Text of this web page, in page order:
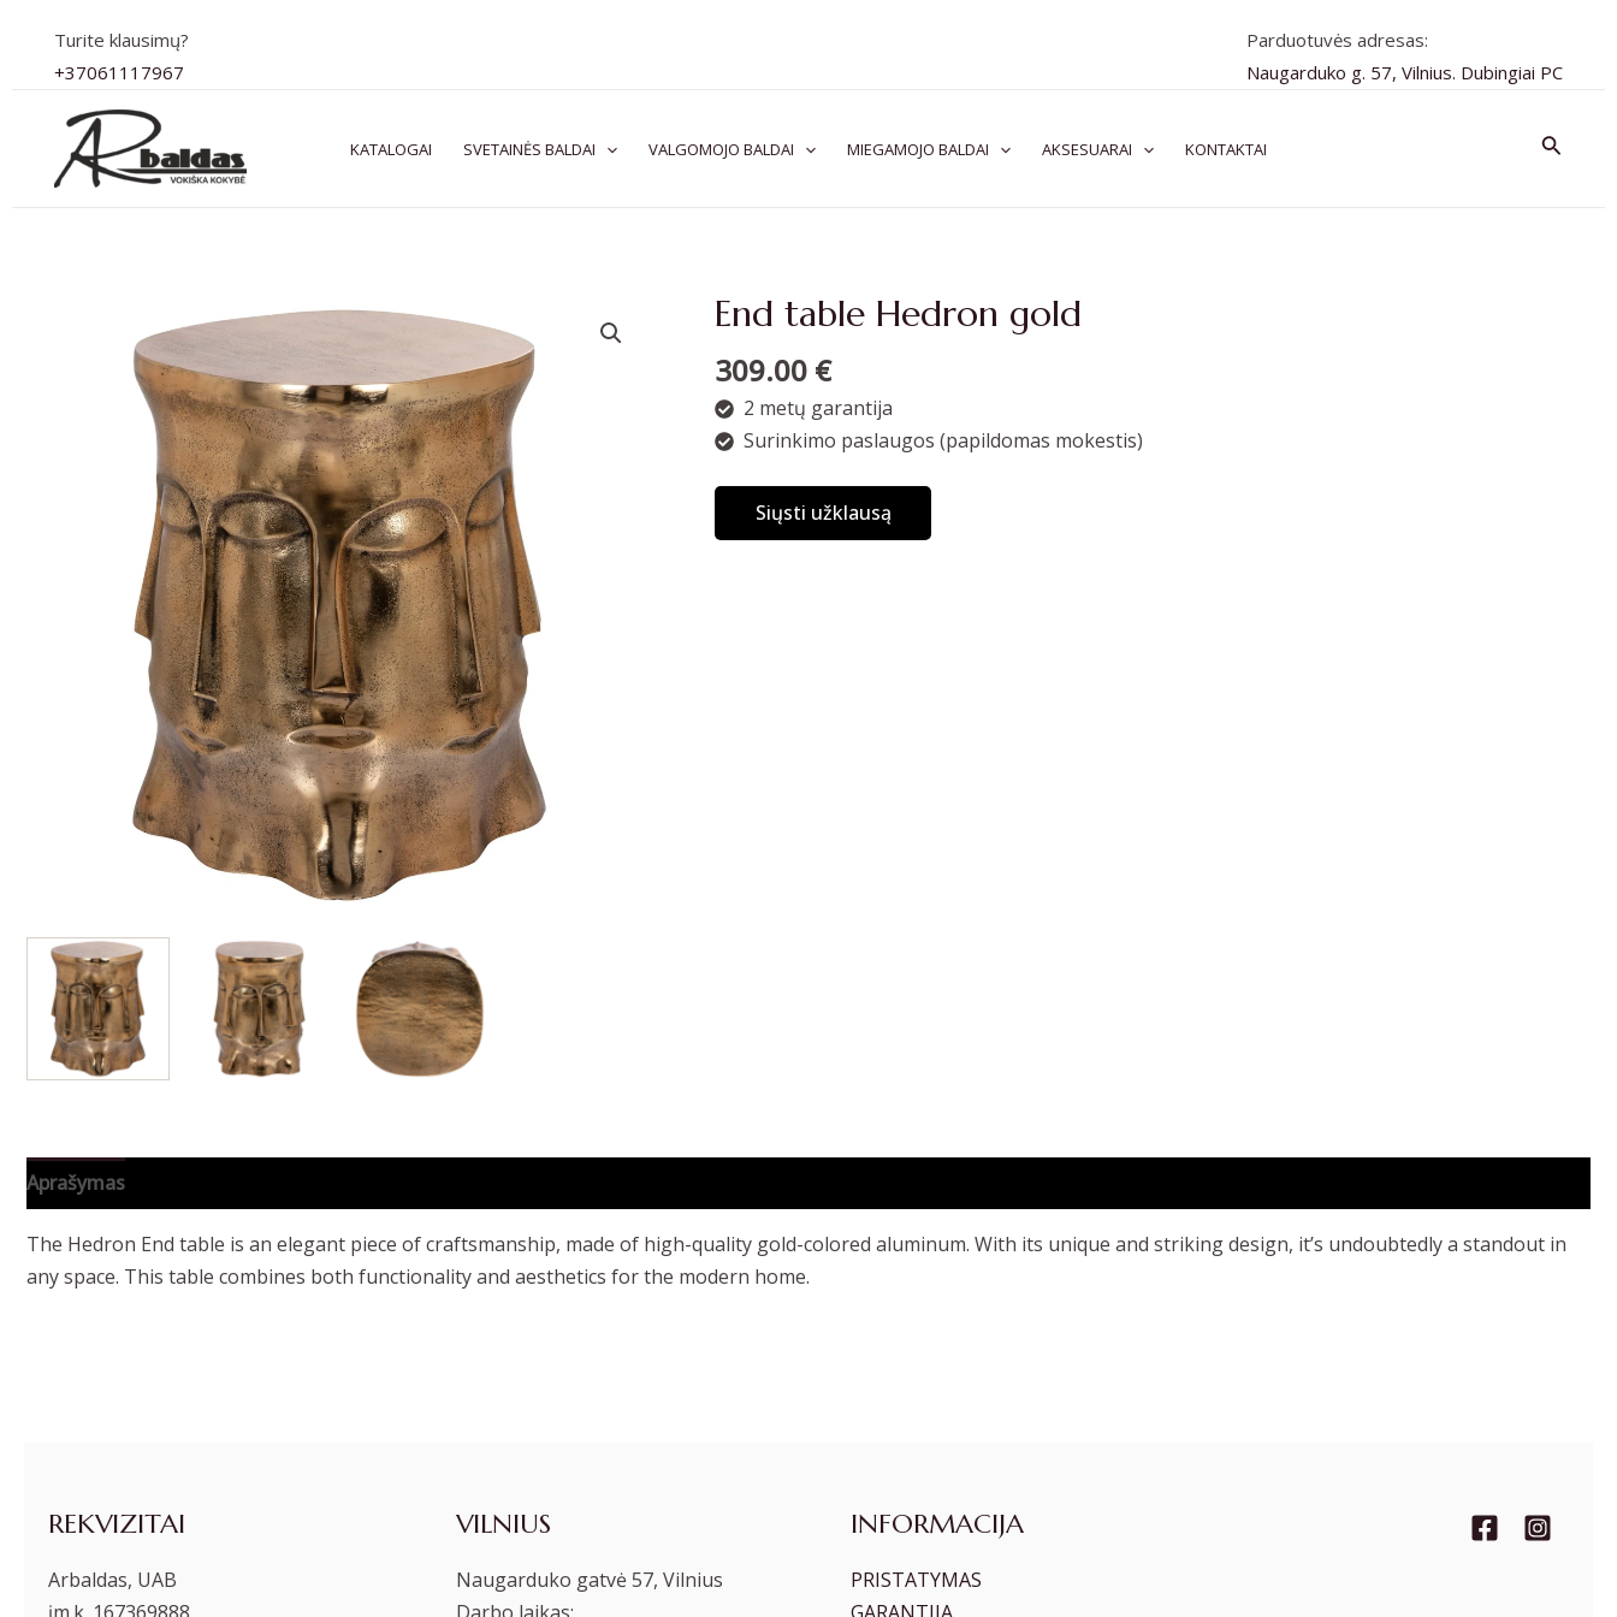
turinio
Turite klausimų?
+37061117967
Parduotuvės adresas:
Naugarduko g. 57, Vilnius. Dubingiai PC
KATALOGAI SVETAINĖS BALDAI VALGOMOJO BALDAI MIEGAMOJO BALDAI AKSESUARAI KONTAKTAI Paieška
End table Hedron gold
309.00 €
2 metų garantija
Surinkimo paslaugos (papildomas mokestis)
Siųsti užklausą
Aprašymas
The Hedron End table is an elegant piece of craftsmanship, made of high-quality gold-colored aluminum. With its unique and striking design, it’s undoubtedly a standout in
any space. This table combines both functionality and aesthetics for the modern home.
REKVIZITAI
Arbaldas, UAB
VILNIUS
Naugarduko gatvė 57, Vilnius
INFORMACIJA
PRISTATYMAS